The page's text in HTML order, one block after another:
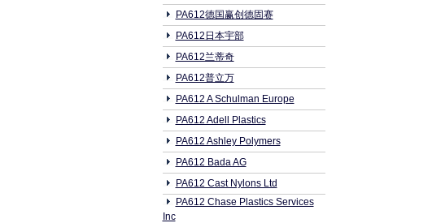
PA612德国赢创德固赛
PA612日本宇部
PA612兰蒂奇
PA612普立万
PA612 A Schulman Europe
PA612 Adell Plastics
PA612 Ashley Polymers
PA612 Bada AG
PA612 Cast Nylons Ltd
PA612 Chase Plastics Services
Inc